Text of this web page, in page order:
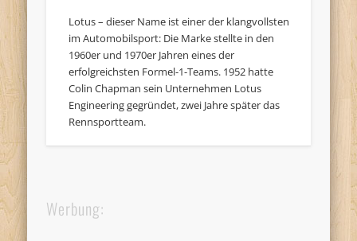
Lotus – dieser Name ist einer der klangvollsten
im Automobilsport: Die Marke stellte in den
1960er und 1970er Jahren eines der
erfolgreichsten Formel-1-Teams. 1952 hatte
Colin Chapman sein Unternehmen Lotus
Engineering gegründet, zwei Jahre später das
Rennsportteam.
Werbung: